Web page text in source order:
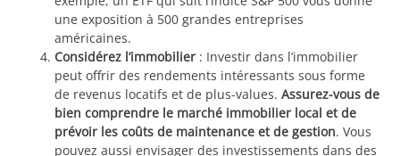
une exposition à 500 grandes entreprises
américaines.
Considérez l’immobilier : Investir dans l’immobilier
peut offrir des rendements intéressants sous forme
de revenus locatifs et de plus-values. Assurez-vous de
bien comprendre le marché immobilier local et de
prévoir les coûts de maintenance et de gestion. Vous
pouvez aussi envisager des investissements dans des